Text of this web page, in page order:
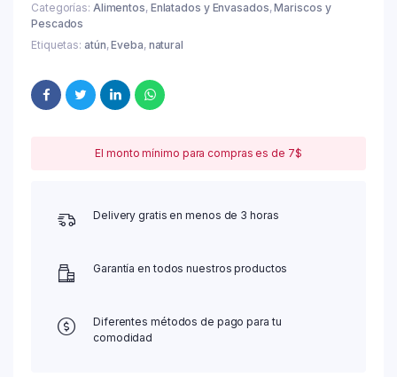
Categorías: Alimentos, Enlatados y Envasados,Mariscos y
Pescados
Etiquetas: atún,Eveba, natural
El monto mínimo para compras es de 7$
Delivery gratis en menos de 3 horas
Garantía en todos nuestros productos
Diferentes métodos de pago para tu
comodidad